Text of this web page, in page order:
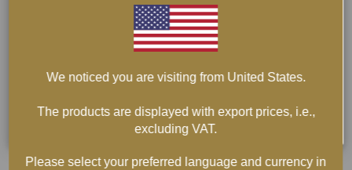
We noticed you are visiting from United States.
The products are displayed with export prices, i.e.,
excluding VAT.
Please select your preferred language and currency in